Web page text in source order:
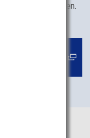
und Bergen stehen.